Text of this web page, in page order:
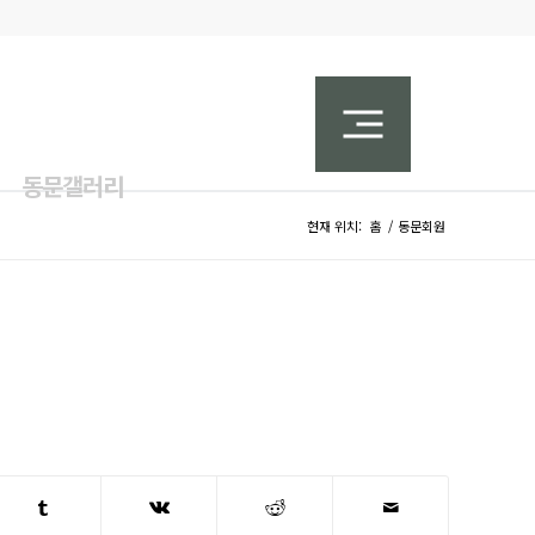
동문갤러리
현재 위치: 홈 / 동문회원